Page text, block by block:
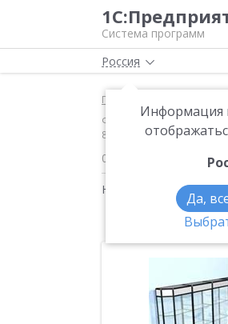
Система программ
Россия
Информация
Да,
Главная
Финансовый директор
8.0»
01.07.2005
Новости на тему: